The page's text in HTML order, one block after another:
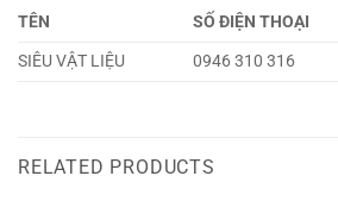
TÊN SỐ ĐIỆN THOẠI
SIÊU VẬT LIỆU
0946 310 316
RELATED PRODUCTS